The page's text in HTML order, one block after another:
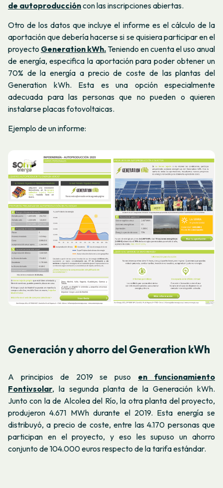
de autoproduccióncon las inscripciones abiertas.
Otro de los datos que incluye el informe es el cálculo de la
aportación que debería hacerse si se quisiera participar en el
proyecto Generation kWh. Teniendo en cuenta el uso anual
de energía, especifica la aportación para poder obtener un
70% de la energía a precio de coste de las plantas del
Generation kWh. Esta es una opción especialmente
adecuada para las personas que no pueden o quieren
instalarse placas fotovoltaicas.
Ejemplo de un informe:
Generación y ahorro del Generation kWh
A principios de 2019 se puso en funcionamiento
Fontivsolar, la segunda planta de la Generación kWh.
Junto con la de Alcolea del Río, la otra planta del proyecto,
produjeron 4.671 MWh durante el 2019. Esta energía se
distribuyó, a precio de coste, entre las 4.170 personas que
participan en el proyecto, y eso les supuso un ahorro
conjunto de 104.000 euros respecto de la tarifa estándar.